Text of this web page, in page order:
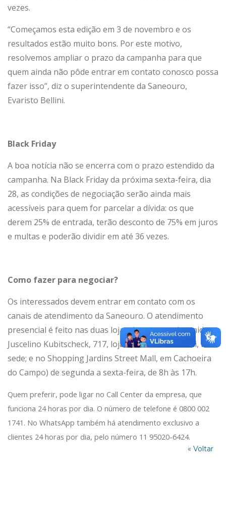
vezes.
“Começamos esta edição em 3 de novembro e os
resultados estão muito bons. Por este motivo,
resolvemos ampliar o prazo da campanha para que
quem ainda não pôde entrar em contato conosco possa
fazer isso”, diz o superintendente da Saneouro,
Evaristo Bellini.
Black Friday
A boa notícia não se encerra com o prazo estendido da
campanha. Na Black Friday da próxima sexta-feira, dia
28, as condições de negociação serão ainda mais
acessíveis para quem for parcelar a dívida: os que
derem 25% de entrada, terão desconto de 75% em juros
e multas e poderão dividir em até 36 vezes.
Como fazer para negociar?
Os interessados devem entrar em contato com os
canais de atendimento da Saneouro. O atendimento
presencial é feito nas duas lojas da empresa (avenida
Juscelino Kubitscheck, 717, loja 3, na Vila Itacolomi, na
sede; e no Shopping Jardins Street Mall, em Cachoeira
do Campo) de segunda a sexta-feira, de 8h às 17h.
Quem preferir, pode ligar no Call Center da empresa, que
funciona 24 horas por dia. O número de telefone é 0800 002
1741. No WhatsApp também há atendimento exclusivo a
clientes 24 horas por dia, pelo número 11 95020-6424.
« Voltar